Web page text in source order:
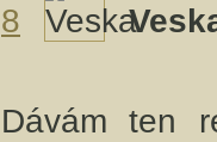
8
Dávám ten